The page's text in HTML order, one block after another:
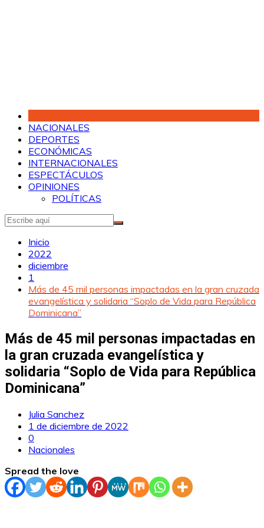
NACIONALES
DEPORTES
ECONÓMICAS
INTERNACIONALES
ESPECTÁCULOS
OPINIONES
POLÍTICAS
Inicio
2022
diciembre
1
Más de 45 mil personas impactadas en la gran cruzada
evangelística y solidaria “Soplo de Vida para República
Dominicana”
Más de 45 mil personas impactadas en
la gran cruzada evangelística y
solidaria “Soplo de Vida para República
Dominicana”
Julia Sanchez
1 de diciembre de 2022
0
Nacionales
Spread the love